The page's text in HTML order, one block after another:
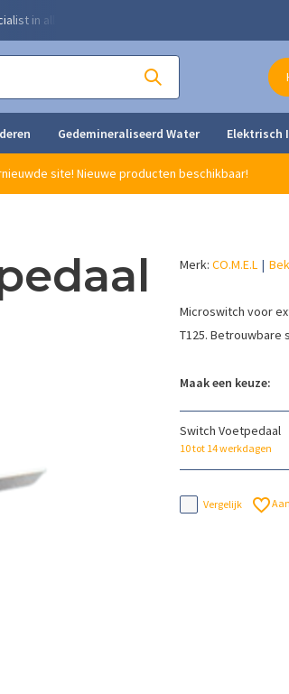
in alle strijkoplossingen
Gedemineraliseerd Water
site! Nieuwe producten beschikbaar!
Merk: CO.M.E.L
Microswitch voor
T125. Betrouwbare
Maak een keuze:
Switch Voetpedaal
10 tot 14 werkdagen
Vergelijk